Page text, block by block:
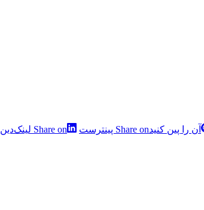
آن را پین کنیدShare on پینترست Share on لینک‌دین